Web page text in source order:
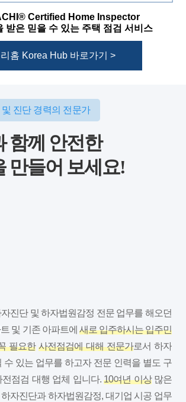
Certified Home Inspector
받은 믿을 수 있는 주택 점검 서비스
홈 Korea Hub 바로가기 >
진단 경력의 전문가
함께 안전한
만들어 보세요!
진단 및 하자법원감정 전문 업무를 해오던
및 기존 아파트에 새로 입주하시는 입주민
필요한 사전점검에 대해 전문가로서 하자
수 있는 업무를 하고자 전문 인력을 별도 구
점검 대행 업체 입니다. 10여년 이상많은
자진단과 하자법원감정, 대기업 시공 업무